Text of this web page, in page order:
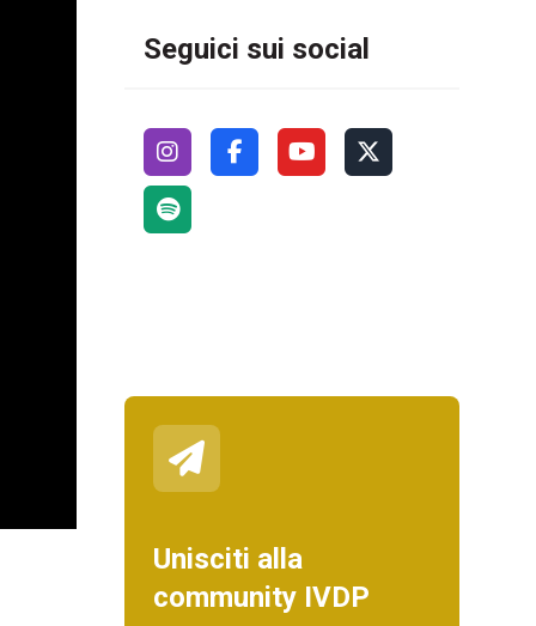
Seguici sui social
Unisciti alla
community IVDP